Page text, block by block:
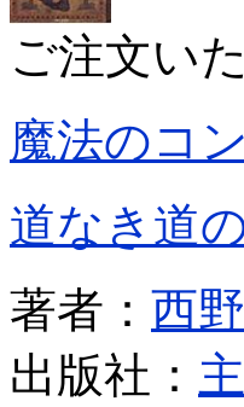
ご注文い
魔法のコ
道なき道
著者： 西
出版社：